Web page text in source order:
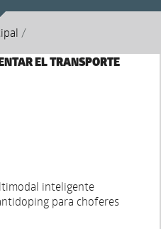
/
EL TRANSPORTE
inteligente
para choferes